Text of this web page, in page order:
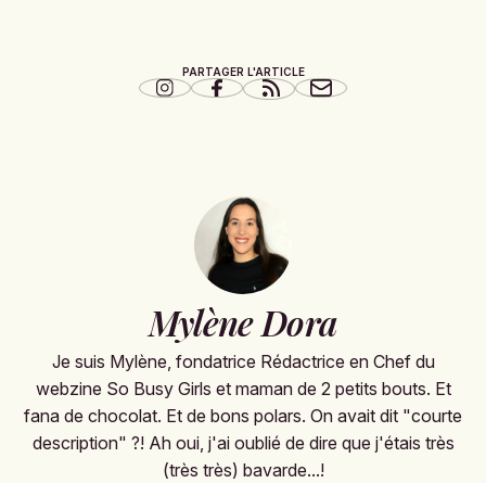
PARTAGER L'ARTICLE
Mylène Dora
Je suis Mylène, fondatrice Rédactrice en Chef du
webzine So Busy Girls et maman de 2 petits bouts. Et
fana de chocolat. Et de bons polars. On avait dit "courte
description" ?! Ah oui, j'ai oublié de dire que j'étais très
(très très) bavarde...!